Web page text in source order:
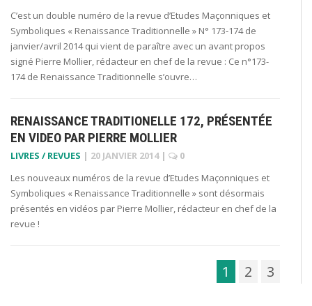
C’est un double numéro de la revue d’Etudes Maçonniques et
Symboliques « Renaissance Traditionnelle » N° 173-174 de
janvier/avril 2014 qui vient de paraître avec un avant propos
signé Pierre Mollier, rédacteur en chef de la revue : Ce n°173-
174 de Renaissance Traditionnelle s’ouvre…
RENAISSANCE TRADITIONELLE 172, PRÉSENTÉE
EN VIDEO PAR PIERRE MOLLIER
LIVRES / REVUES | 20 JANVIER 2014 |
0
Les nouveaux numéros de la revue d’Etudes Maçonniques et
Symboliques « Renaissance Traditionnelle » sont désormais
présentés en vidéos par Pierre Mollier, rédacteur en chef de la
revue !
1 2 3